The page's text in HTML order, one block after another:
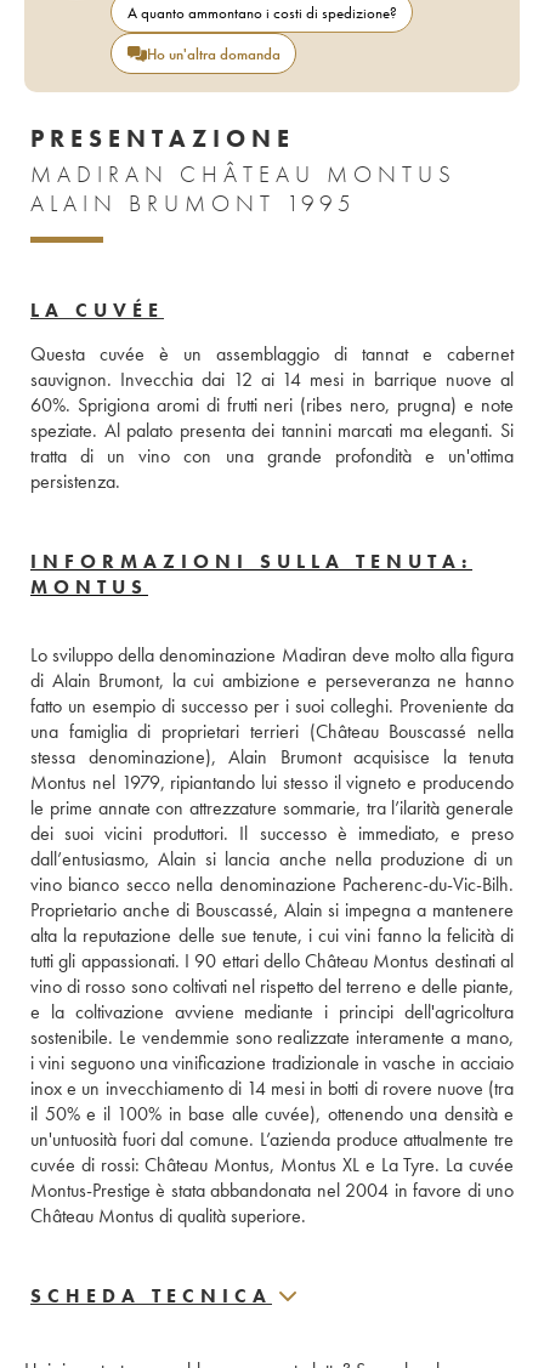
A quanto ammontano i costi di spedizione?
Ho un'altra domanda
PRESENTAZIONE
MADIRAN CHÂTEAU MONTUS
ALAIN BRUMONT 1995
LA CUVÉE
Questa cuvée è un assemblaggio di tannat e cabernet
sauvignon. Invecchia dai 12 ai 14 mesi in barrique nuove al
60%. Sprigiona aromi di frutti neri (ribes nero, prugna) e note
speziate. Al palato presenta dei tannini marcati ma eleganti. Si
tratta di un vino con una grande profondità e un'ottima
persistenza.
INFORMAZIONI SULLA TENUTA:
MONTUS
Lo sviluppo della denominazione Madiran deve molto alla figura
di Alain Brumont, la cui ambizione e perseveranza ne hanno
fatto un esempio di successo per i suoi colleghi. Proveniente da
una famiglia di proprietari terrieri (Château Bouscassé nella
stessa denominazione), Alain Brumont acquisisce la tenuta
Montus nel 1979, ripiantando lui stesso il vigneto e producendo
le prime annate con attrezzature sommarie, tra l’ilarità generale
dei suoi vicini produttori. Il successo è immediato, e preso
dall’entusiasmo, Alain si lancia anche nella produzione di un
vino bianco secco nella denominazione Pacherenc-du-Vic-Bilh.
Proprietario anche di Bouscassé, Alain si impegna a mantenere
alta la reputazione delle sue tenute, i cui vini fanno la felicità di
tutti gli appassionati. I 90 ettari dello Château Montus destinati al
vino di rosso sono coltivati nel rispetto del terreno e delle piante,
e la coltivazione avviene mediante i principi dell'agricoltura
sostenibile. Le vendemmie sono realizzate interamente a mano,
i vini seguono una vinificazione tradizionale in vasche in acciaio
inox e un invecchiamento di 14 mesi in botti di rovere nuove (tra
il 50% e il 100% in base alle cuvée), ottenendo una densità e
un'untuosità fuori dal comune. L’azienda produce attualmente tre
cuvée di rossi: Château Montus, Montus XL e La Tyre. La cuvée
Montus-Prestige è stata abbandonata nel 2004 in favore di uno
Château Montus di qualità superiore.
SCHEDA TECNICA